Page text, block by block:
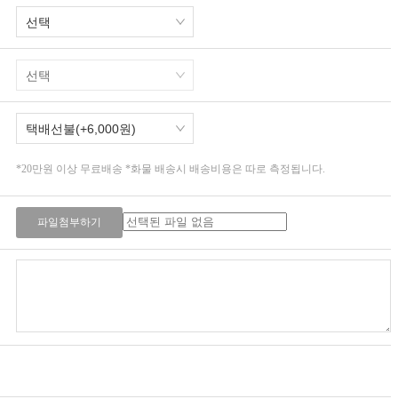
*20만원 이상 무료배송 *화물 배송시 배송비용은 따로 측정됩니다.
파일첨부하기